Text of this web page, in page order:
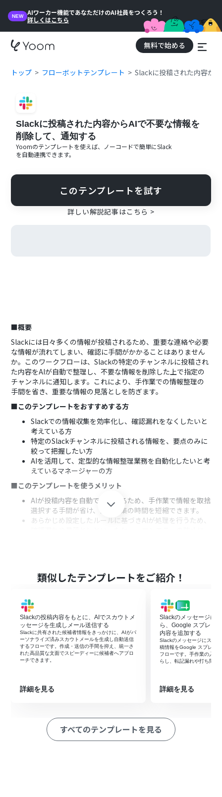
NEW
AIワーカー機能であなただけのAI社員をつくろう！
詳しくはこちら
無料で始める
トップ フローボットテンプレート Slackに投稿された内容か
Slackに投稿された内容からAIで不要な情報を
削除して、通知する
Yoomのテンプレートを使えば、ノーコードで簡単にSlack
を自動連携できます。
このテンプレートを試す
詳しい解説記事はこちら >
■概要
Slackには日々多くの情報が投稿されるため、重要な連絡や必要
な情報が流れてしまい、確認に手間がかかることはありません
か。このワークフローは、Slackの特定のチャンネルに投稿され
た内容をAIが自動で整理し、不要な情報を削除した上で指定の
チャンネルに通知します。これにより、手作業での情報整理の
手間を省き、重要な情報の見落としを防ぎます。
■このテンプレートをおすすめする方
Slackでの情報収集を効率化し、確認漏れをなくしたいと
考えている方
特定のSlackチャンネルに投稿される情報を、要点のみに
絞って把握したい方
AIを活用して、定型的な情報整理業務を自動化したいと考
えているマネージャーの方
■このテンプレートを使うメリット
AIが投稿内容を自動で整理するため、手作業で情報を取捨
選択する手間が省け、情報収集の時間を短縮できます。
あらかじめ設定したルールに基づきAIが処理を行うため、
次に、トリガーでSlackを選択し、「メッセージがチャン
次に、オペレーションでAIの「テキストを生成する」アク
ションを設定し、Slackの投稿内容から不要な情報を削除
するよう指示します。
最後に、オペレーションでSlackの「チャンネルにメッセ
ージを送る」アクションを設定し、AIが生成したテキスト
を指定のチャンネルに通知します。
ペレーション」：トリガー起動後、フロー内で処理を行うアク
ション
AIの「テキストを生成する」アクションでは、プロンプト
を編集することで、削除する情報の条件や要約の文字数な
どを自由に設定できます。
類似したテンプレートをご紹介！
Slackの投稿内容をもとに、AIでスカウトメ
ッセージを生成しメール送信する
Slackに共有された候補者情報をきっかけに、AIがパ
ーソナライズ済みスカウトメールを生成し自動送信
するフローです。作成・送信の手間を抑え、統一さ
れた高品質な文面でスピーディーに候補者へアプロ
ーチできます。
詳細を見る
Slackのメッセージに
ら、Google スプレッ
内容を追加する
Slackのメッセージにスタ
稿情報をGoogle スプレッ
フローです。手作業の入力
らし、転記漏れや打ち間違
詳細を見る
すべてのテンプレートを見る